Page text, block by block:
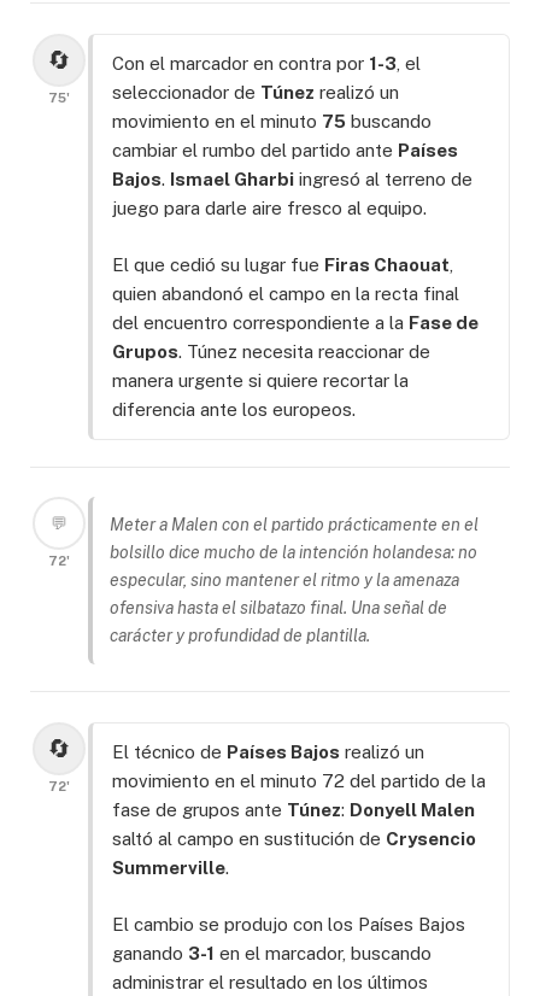
🔄
75'
Con el marcador en contra por 1-3 , el
seleccionador de Túnez realizó un
movimiento en el minuto 75 buscando
cambiar el rumbo del partido ante Países
Bajos. Ismael Gharbi ingresó al terreno de
juego para darle aire fresco al equipo.
El que cedió su lugar fue Firas Chaouat
quien abandonó el campo en la recta final
del encuentro correspondiente a la Fase de
Grupos. Túnez necesita reaccionar de
manera urgente si quiere recortar la
diferencia ante los europeos.
💬
72'
Meter a Malen con el partido prácticamente en el
bolsillo dice mucho de la intención holandesa: no
especular, sino mantener el ritmo y la amenaza
ofensiva hasta el silbatazo final. Una señal de
carácter y profundidad de plantilla.
🔄
72'
El técnico de Países Bajos realizó un
movimiento en el minuto 72 del partido de la
fase de grupos ante Túnez: Donyell Malen
saltó al campo en sustitución de Crysencio
Summerville.
El cambio se produjo con los Países Bajos
ganando 3-1 en el marcador, buscando
administrar el resultado en los últimos